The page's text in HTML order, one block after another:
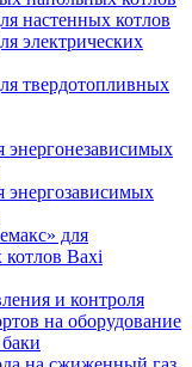
настенных котлов
электрических
твердотопливных
энергонезависимых
энергозависимых
для
котлов Baxi
и контроля
на оборудование